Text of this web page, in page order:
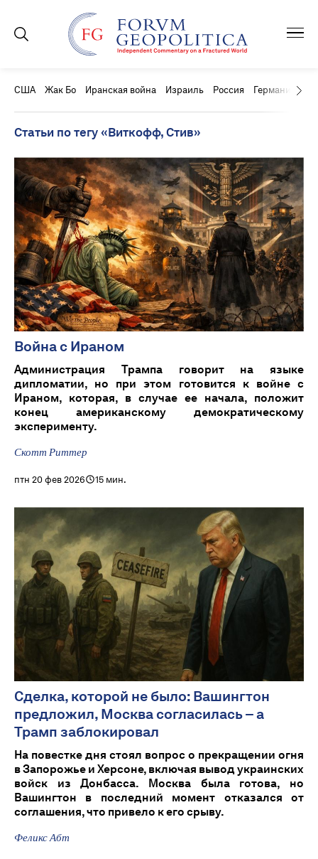
США Жак Бо Иранская война Израиль Россия Германия
Статьи по тегу «Виткофф, Стив»
Война с Ираном
Администрация Трампа говорит на языке
дипломатии, но при этом готовится к войне с
Ираном, которая, в случае ее начала, положит
конец американскому демократическому
эксперименту.
Скотт Риттер
птн 20 фев 2026 15 мин.
Сделка, которой не было: Вашингтон
предложил, Москва согласилась – а
Трамп заблокировал
На повестке дня стоял вопрос о прекращении огня
в Запорожье и Херсоне, включая вывод украинских
войск из Донбасса. Москва была готова, но
Вашингтон в последний момент отказался от
соглашения, что привело к его срыву.
Феликс Абт